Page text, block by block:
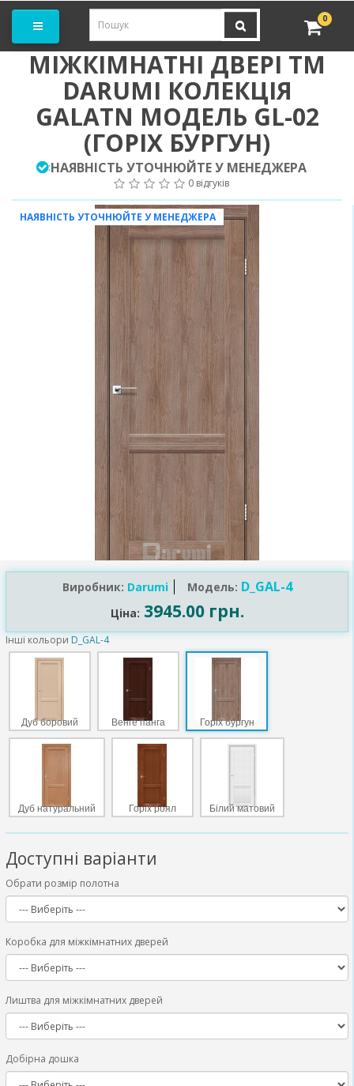
0
МІЖКІМНАТНІ ДВЕРІ ТМ
DARUMI КОЛЕКЦІЯ
GALATN МОДЕЛЬ GL-02
(ГОРІХ БУРГУН)
:НАЯВНІСТЬ УТОЧНЮЙТЕ У МЕНЕДЖЕРА
0 відгуків
НАЯВНІСТЬ УТОЧНЮЙТЕ У МЕНЕДЖЕРА
Виробник: Darumi Модель: D_GAL-4
Ціна: 3945.00 грн.
Інші кольори D_GAL-4
Дуб боровий Венге панга Горіх бургун
Дуб натуральний Горіх роял Білий матовий
Доступні варіанти
Обрати розмір полотна
Коробка для міжкімнатних дверей
Лиштва для міжкімнатних дверей
Добірна дошка